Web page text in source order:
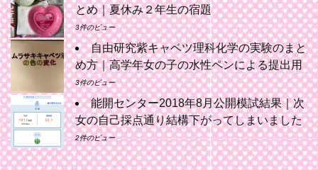
とめ｜夏休み２年生の宿題
3件のビュー
自由研究紫キャベツ理科化学の実験のまと
め方｜高学年女の子の水性ペンによる提出用
3件のビュー
能開センター2018年8月公開模試結果｜次
女の自己採点通り結構下がってしまいました
2件のビュー